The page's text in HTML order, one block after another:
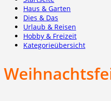
Haus & Garten
Dies & Das
Urlaub & Reisen
Hobby & Freizeit
Kategorieübersicht